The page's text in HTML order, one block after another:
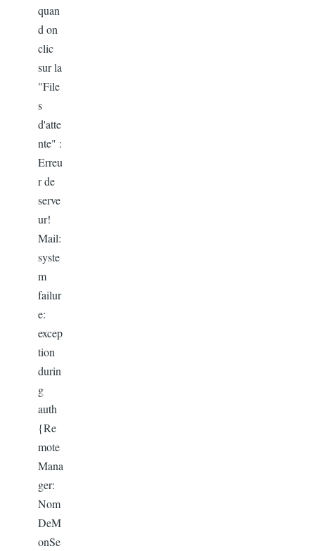
quan
d on
clic
sur la
"File
s
d'atte
nte" :
Erreu
r de
serve
ur!
Mail:
syste
m
failur
e:
excep
tion
durin
g
auth
{Re
mote
Mana
ger:
Nom
DeM
onSe